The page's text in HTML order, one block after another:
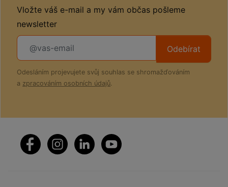
Vložte váš e-mail a my vám občas pošleme
newsletter
Odebírat
Odesláním projevujete svůj souhlas se shromažďováním
a zpracováním osobních údajů.